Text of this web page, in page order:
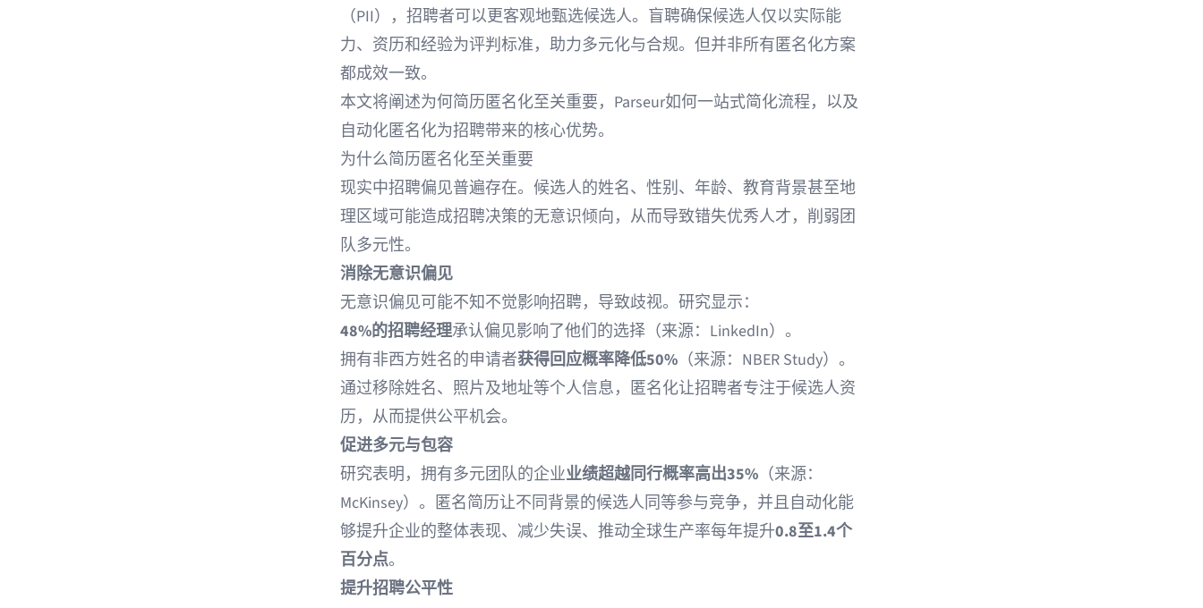
（PII），招聘者可以更客观地甄选候选人。盲聘确保候选人仅以实际能
力、资历和经验为评判标准，助力多元化与合规。但并非所有匿名化方案
都成效一致。
本文将阐述为何简历匿名化至关重要，Parseur如何一站式简化流程，以及
自动化匿名化为招聘带来的核心优势。
为什么简历匿名化至关重要
现实中招聘偏见普遍存在。候选人的姓名、性别、年龄、教育背景甚至地
理区域可能造成招聘决策的无意识倾向，从而导致错失优秀人才，削弱团
队多元性。
消除无意识偏见
无意识偏见可能不知不觉影响招聘，导致歧视。研究显示：
48%的招聘经理承认偏见影响了他们的选择（来源： LinkedIn）。
拥有非西方姓名的申请者获得回应概率降低50%（来源： NBER Study）。
通过移除姓名、照片及地址等个人信息，匿名化让招聘者专注于候选人资
历，从而提供公平机会。
促进多元与包容
研究表明，拥有多元团队的企业业绩超越同行概率高出35%（来源：
McKinsey）。匿名简历让不同背景的候选人同等参与竞争，并且自动化能
够提升企业的整体表现、减少失误、推动全球生产率每年提升0.8至1.4个
百分点。
提升招聘公平性